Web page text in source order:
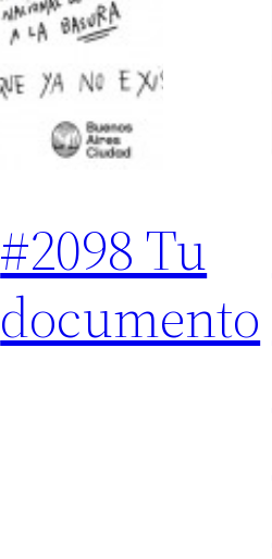
#2098 Tu
documento